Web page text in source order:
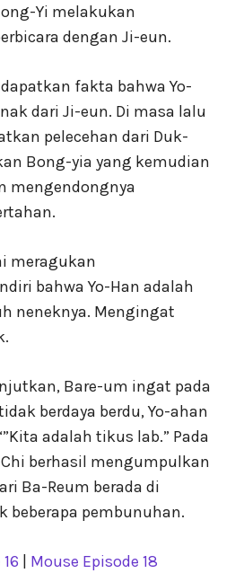
Yi melakukan
dengan Ji-eun.
fakta bahwa Yo-
dari Ji-eun. Di masa lalu
pelecehan dari Duk-
Bong-yia yang kemudian
mengendongnya
meragukan
bahwa Yo-Han adalah
neneknya. Mengingat
Bare-um ingat pada
berdaya berdu, Yo-ahan
adalah tikus lab.” Pada
berhasil mengumpulkan
Ba-Reum berada di
pembunuhan.
Mouse Episode 18